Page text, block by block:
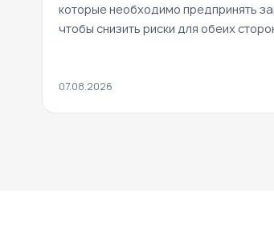
которые необходимо предпринять
чтобы снизить риски для обеих
07.08.2026